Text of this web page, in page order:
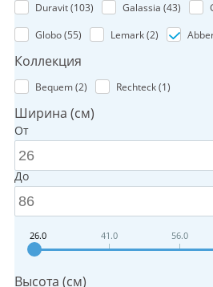
Duravit (103) Galassia (43)
Globo (55) Lemark (2)
Коллекция
Bequem (2) Rechteck (1)
Ширина (см)
От
До
26.0 41.0 56.0
Высота (см)